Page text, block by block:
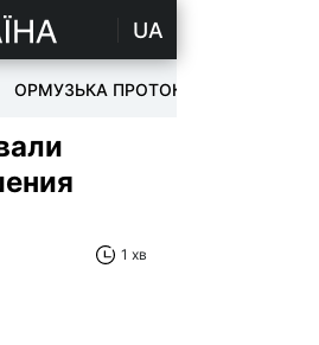
UA
ОРМУЗЬКА ПРОТОКА
1 хв